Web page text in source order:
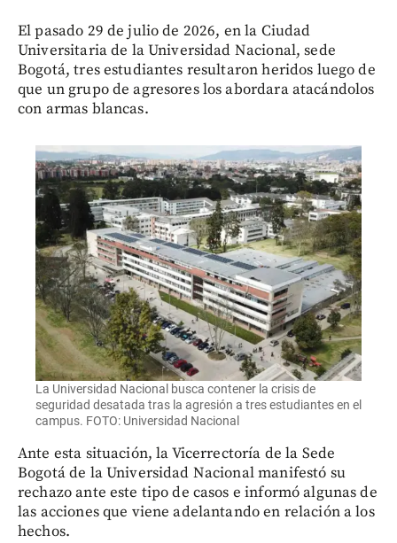
El pasado 29 de julio de 2026, en la Ciudad
Universitaria de la Universidad Nacional, sede
Bogotá, tres estudiantes resultaron heridos luego de
que un grupo de agresores los abordara atacándolos
con armas blancas.
La Universidad Nacional busca contener la crisis de
seguridad desatada tras la agresión a tres estudiantes en el
campus. FOTO: Universidad Nacional
Ante esta situación, la Vicerrectoría de la Sede
Bogotá de la Universidad Nacional manifestó su
rechazo ante este tipo de casos e informó algunas de
las acciones que viene adelantando en relación a los
hechos.